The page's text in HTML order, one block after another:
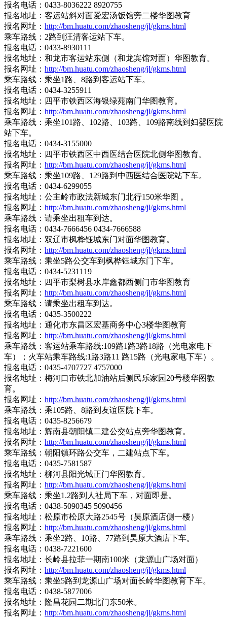
报名电话：0433-8036222 8920755
报名地址：客运站斜对面爱宏汤饭馆旁二楼华图教育
报名网址： http://bm.huatu.com/zhaosheng/jl/gkms.html
乘车路线：2路到汪清客运站下车。
报名电话：0433-8930111
报名地址：和龙市客运站东侧（和龙宾馆对面）华图教育。
报名网址： http://bm.huatu.com/zhaosheng/jl/gkms.html
乘车路线：乘坐1路、8路到客运站下车。
报名电话：0434-3255911
报名地址：四平市铁西区海银绿苑南门华图教育。
报名网址： http://bm.huatu.com/zhaosheng/jl/gkms.html
乘车路线：乘坐101路、102路、103路、109路南线到妇婴医院
站下车。
报名电话：0434-3155000
报名地址：四平市铁西区中西医结合医院北侧华图教育。
报名网址： http://bm.huatu.com/zhaosheng/jl/gkms.html
乘车路线：乘坐109路、129路到中西医结合医院站下车。
报名电话：0434-6299055
报名地址：公主岭市政法新城东门北行150米华图 。
报名网址： http://bm.huatu.com/zhaosheng/jl/gkms.html
乘车路线：请乘坐出租车到达。
报名电话：0434-7666456 0434-7666588
报名地址：双辽市枫桦钰城东门对面华图教育。
报名网址： http://bm.huatu.com/zhaosheng/jl/gkms.html
乘车路线：乘坐5路公交车到枫桦钰城东门下车。
报名电话：0434-5231119
报名地址：四平市梨树县水岸鑫都西侧门市华图教育
报名网址： http://bm.huatu.com/zhaosheng/jl/gkms.html
乘车路线：请乘坐出租车到达。
报名电话：0435-3500222
报名地址：通化市东昌区宏基商务中心3楼华图教育
报名网址： http://bm.huatu.com/zhaosheng/jl/gkms.html
乘车路线：客运站乘车路线:109路1路3路18路（光电家电下
车）；火车站乘车路线:1路3路11 路15路（光电家电下车）。
报名电话：0435-4707727 4757000
报名地址：梅河口市铁北加油站后侧民乐家园20号楼华图教
育。
报名网址： http://bm.huatu.com/zhaosheng/jl/gkms.html
乘车路线：乘105路、8路到友谊医院下车。
报名电话：0435-8256679
报名地址：辉南县朝阳镇二建公交站点旁华图教育。
报名网址： http://bm.huatu.com/zhaosheng/jl/gkms.html
乘车路线：朝阳镇环路公交车，二建站点下车。
报名电话：0435-7581587
报名地址：柳河县阳光城正门华图教育。
报名网址： http://bm.huatu.com/zhaosheng/jl/gkms.html
乘车路线：乘坐1.2路到人社局下车，对面即是。
报名电话：0438-5090345 5090456
报名地址：松原市松原大路2545号（昊原酒店侧一楼）
报名网址： http://bm.huatu.com/zhaosheng/jl/gkms.html
乘车路线：乘坐2路、10路、77路到昊原大酒店下车。
报名电话：0438-7221600
报名地址：长岭县拉菲一期南100米（龙源山广场对面）
报名网址： http://bm.huatu.com/zhaosheng/jl/gkms.html
乘车路线：乘坐5路到龙源山广场对面长岭华图教育下车。
报名电话：0438-5877006
报名地址：隆昌花园二期北门东50米。
报名网址： http://bm.huatu.com/zhaosheng/jl/gkms.html